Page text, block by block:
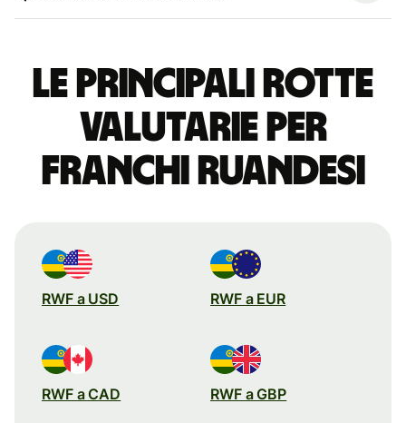
Le principali rotte
valutarie per
franchi ruandesi
RWF a USD RWF a EUR
RWF a CAD RWF a GBP